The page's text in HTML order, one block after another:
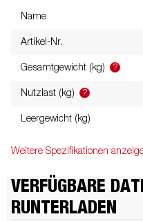
Name
Artikel-Nr.
Gesamtgewicht (kg) ?
Nutzlast (kg) ?
Leergewicht (kg)
Weitere Spezifikationen
VERFÜGBARE
RUNTERLADEN